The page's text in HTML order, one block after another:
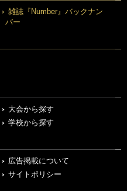
雑誌『Number』バックナン
バー
大会から探す
学校から探す
広告掲載について
サイトポリシー